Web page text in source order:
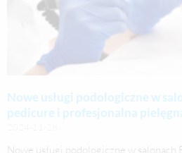
Nowe usługi podologiczne w
pedicure i profesjonalna
2024-11-28
Nowe usługi podologiczne w salonach